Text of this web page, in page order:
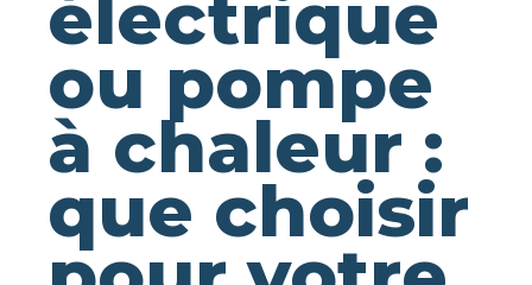
électrique
ou pompe
à chaleur :
que choisir